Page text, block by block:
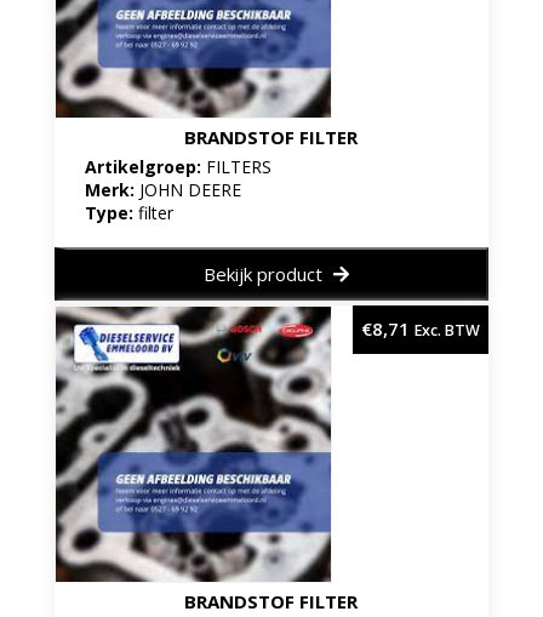
BRANDSTOF FILTER
Artikelgroep: FILTERS
Merk: JOHN DEERE
Type: filter
Bekijk product
BRANDSTOF FILTER
€8,71 Exc. BTW